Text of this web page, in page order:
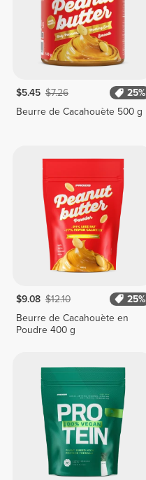
$5.45 $7.26
25%
Beurre de Cacahouète 500 g
$9.08 $12.10
25%
Beurre de Cacahouète en
Poudre 400 g